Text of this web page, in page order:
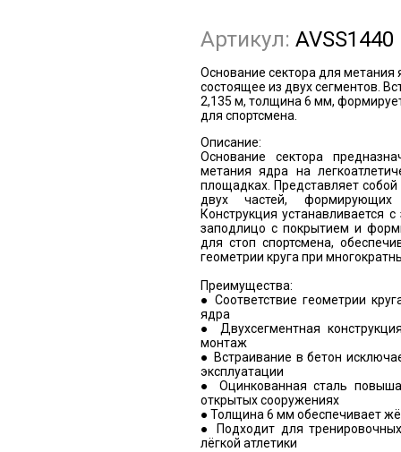
Артикул: AVSS1440
Основание сектора для метания
состоящее из двух сегментов.
2,135 м, толщина 6 мм,
для спортсмена.
Описание:
Основание сектора
метания ядра на
площадках. Представляет
двух частей, формирующих
Конструкция устанавливается
заподлицо с покрытием и
для стоп спортсмена,
геометрии круга при
Преимущества:
● Соответствие геометрии
ядра
● Двухсегментная
монтаж
● Встраивание в бетон
эксплуатации
● Оцинкованная сталь
открытых сооружениях
● Толщина 6 мм обеспечивает
● Подходит для
лёгкой атлетики